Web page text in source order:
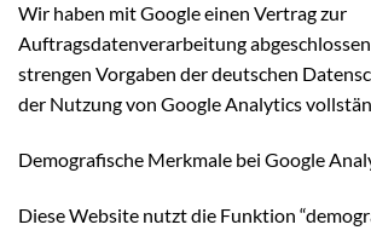
Wir haben mit Google einen Vertrag zur
Auftragsdatenverarbeitung
strengen Vorgaben der deutschen
der Nutzung von Google Analytics
Demografische Merkmale bei Google
Diese Website nutzt die Funktion